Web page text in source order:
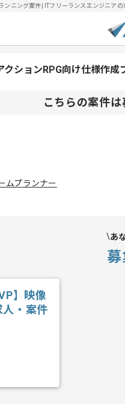
ンニング案件| ITフリーランスエンジニア
クションRPG向け仕様作
こちらの案件
ムプランナー
あ
】映像
・案件